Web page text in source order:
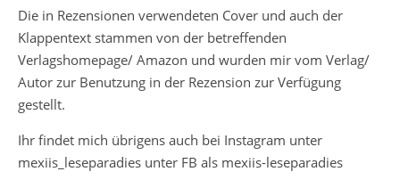
Die in Rezensionen verwendeten Cover und auch der
Klappentext stammen von der betreffenden
Verlagshomepage/ Amazon und wurden mir vom Verlag/
Autor zur Benutzung in der Rezension zur Verfügung
gestellt.
Ihr findet mich übrigens auch bei Instagram unter
mexiis_leseparadies unter FB als mexiis-leseparadies